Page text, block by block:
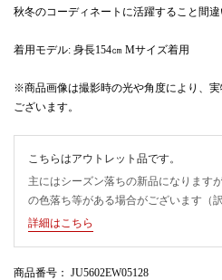
秋冬のコーディネートに活躍すること間違
着用モデル: 身長154㎝ Mサイズ着用
※商品画像は撮影時の光や角度により、
ございます。
こちらはアウトレット品です。
主にはシーズン落ちの新品になります
の色落ち等がある場合がございます（
詳細はこちら
商品番号 ： JU5602EW05128